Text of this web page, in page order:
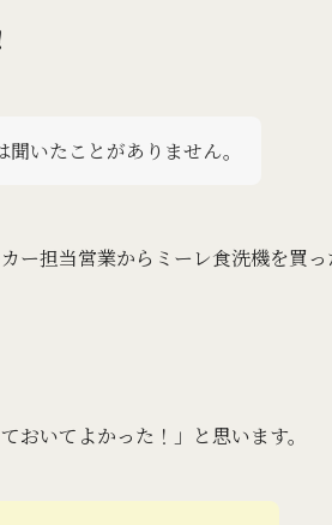
いたことがありません。
ー担当営業からミーレ食洗機を買
おいてよかった！」と思います。